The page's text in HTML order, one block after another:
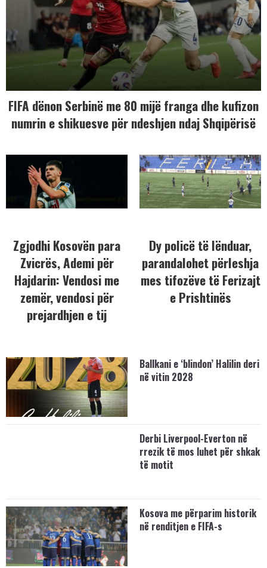
FIFA dënon Serbinë me 80 mijë franga dhe kufizon
numrin e shikuesve për ndeshjen ndaj Shqipërisë
Zgjodhi Kosovën para
Zvicrës, Ademi për
Hajdarin: Vendosi me
zemër, vendosi për
prejardhjen e tij
Dy policë të lënduar,
parandalohet përleshja
mes tifozëve të Ferizajt
e Prishtinës
Ballkani e ‘blindon’ Halilin deri
në vitin 2028
Derbi Liverpool-Everton në
rrezik të mos luhet për shkak
të motit
Kosova me përparim historik
në renditjen e FIFA-s